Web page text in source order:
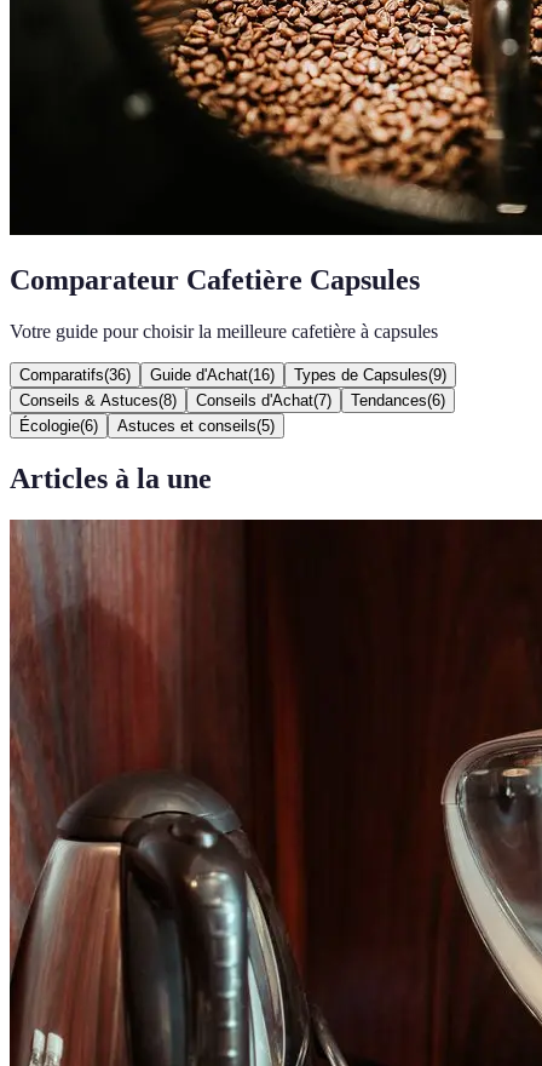
Comparateur Cafetière Capsules
Votre guide pour choisir la meilleure cafetière à capsules
Comparatifs(36) Guide d'Achat(16) Types de Capsules(9)
Conseils & Astuces(8) Conseils d'Achat(7) Tendances(6)
Écologie(6) Astuces et conseils(5)
Articles à la une